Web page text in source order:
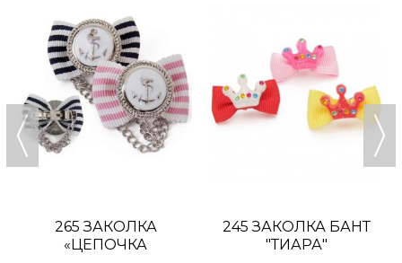
265 ЗАКОЛКА
«ЦЕПОЧКА
245 ЗАКОЛКА БАНТ
"ТИАРА"